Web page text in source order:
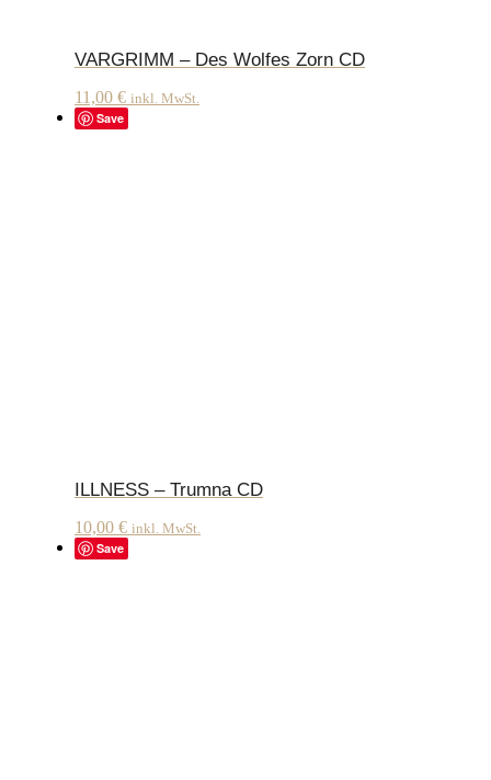
VARGRIMM – Des Wolfes Zorn CD
11,00 € inkl. MwSt.
Save
ILLNESS – Trumna CD
10,00 € inkl. MwSt.
Save